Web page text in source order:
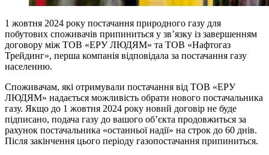
1 жовтня 2024 року постачання природного газу для
побутових споживачів припиниться у зв’язку із завершенням
договору між ТОВ «ЕРУ ЛЮДЯМ» та ТОВ «Нафтогаз
Трейдинг», перша компанія відповідала за постачання газу
населенню.
Споживачам, які отримували постачання від ТОВ «ЕРУ
ЛЮДЯМ» надається можливість обрати нового постачальника
газу. Якщо до 1 жовтня 2024 року новий договір не буде
підписано, подача газу до вашого об’єкта продовжиться за
рахунок постачальника «останньої надії» на строк до 60 днів.
Після закінчення цього періоду газопостачання припиниться.